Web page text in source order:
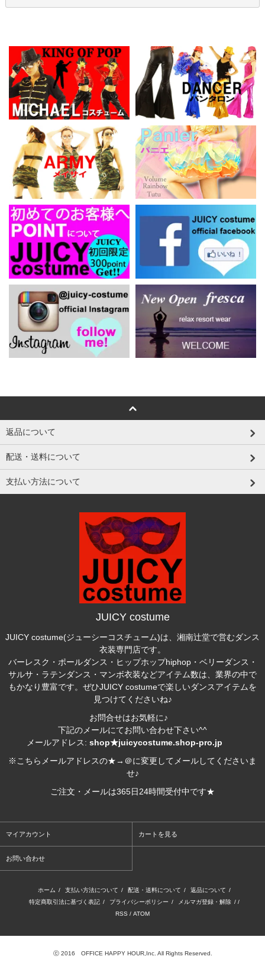
返品について
配送・送料について
支払い方法について
JUICY costume
JUICY costume(ジューシーコスチューム)は、湘南辻堂で営むダンス
衣装専門店です。
バーレスク・ポールダンス・ヒップホップhiphop・ベリーダンス・
サルサ・ラテンダンス・マンボ衣装などアイテム数は、業界の中で
もかなり豊富です。ぜひJUICY costumeで楽しいダンスアイテムを
見つけてくださいね♪
お問合せはお気軽に♪
下記のメールにてお問い合わせ下さい^^
メールアドレス: shop★juicycostume.shop-pro.jp
※こちらメールアドレスの★→＠に変更してメールしてくださいま
せ♪
ご注文・メールは365日24時間受付中です★
マイアカウント カートを見る
お問い合わせ
ホーム / 支払い方法について / 配送・送料について / 返品について /
特定商取引法に基づく表記 / プライバシーポリシー / メルマガ登録・解除 / /
RSS / ATOM
ⓒ 2016 OFFICE HAPPY HOUR,Inc. All Rights Reserved.